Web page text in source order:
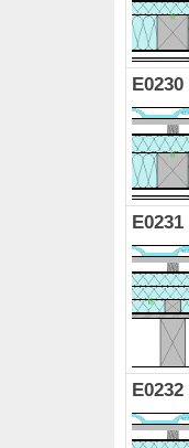
E0230
E0231
E0232